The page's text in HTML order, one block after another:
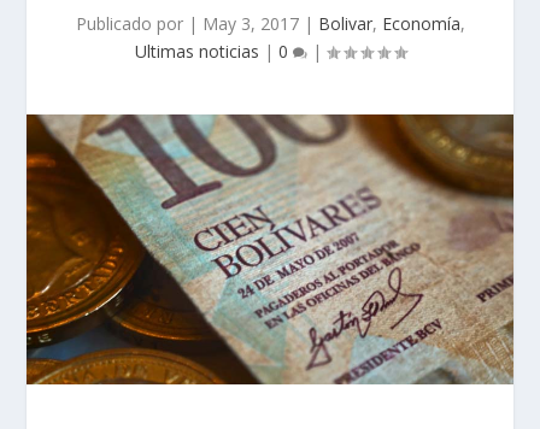
Publicado por | May 3, 2017| Bolivar, Economía,
Ultimas noticias | 0 |